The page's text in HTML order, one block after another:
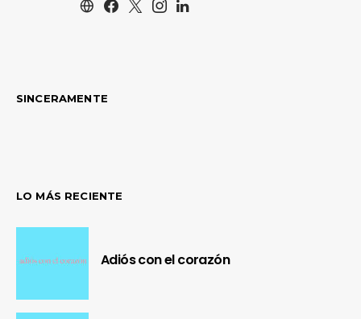
SINCERAMENTE
LO MÁS RECIENTE
Adiós con el corazón